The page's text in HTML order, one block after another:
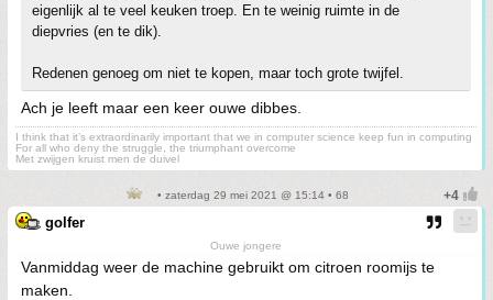
eigenlijk al te veel keuken troep. En te weinig ruimte in de
diepvries (en te dik).
Redenen genoeg om niet te kopen, maar toch grote twijfel.
Ach je leeft maar een keer ouwe dibbes.
I think that it’s extraordinarily important that we in computer science keep fun in computing
For all who deny the struggle, the triumphant overcome
Met zwijgen kruist men de duivel
• zaterdag 29 mei 2021 @ 15:14 • 68
golfer
Ouwe jongere
Vanmiddag weer de machine gebruikt om citroen roomijs te
maken.